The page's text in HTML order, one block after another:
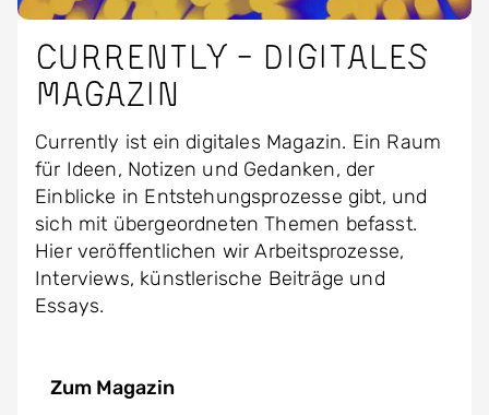
Currently - Digitales
Magazin
Currently ist ein digitales Magazin. Ein Raum
für Ideen, Notizen und Gedanken, der
Einblicke in Entstehungsprozesse gibt, und
sich mit übergeordneten Themen befasst.
Hier veröffentlichen wir Arbeitsprozesse,
Interviews, künstlerische Beiträge und
Essays.
Zum Magazin